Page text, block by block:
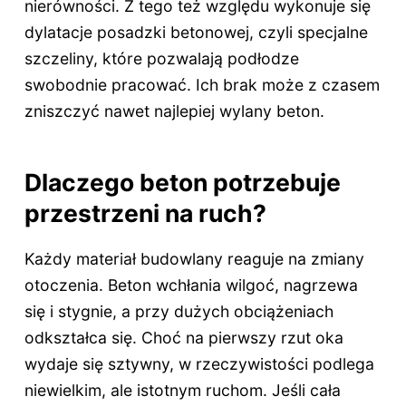
nierówności. Z tego też względu wykonuje się
dylatacje posadzki betonowej, czyli specjalne
szczeliny, które pozwalają podłodze
swobodnie pracować. Ich brak może z czasem
zniszczyć nawet najlepiej wylany beton.
Dlaczego beton potrzebuje
przestrzeni na ruch?
Każdy materiał budowlany reaguje na zmiany
otoczenia. Beton wchłania wilgoć, nagrzewa
się i stygnie, a przy dużych obciążeniach
odkształca się. Choć na pierwszy rzut oka
wydaje się sztywny, w rzeczywistości podlega
niewielkim, ale istotnym ruchom. Jeśli cała